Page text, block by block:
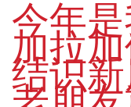
今年
加拉
结识